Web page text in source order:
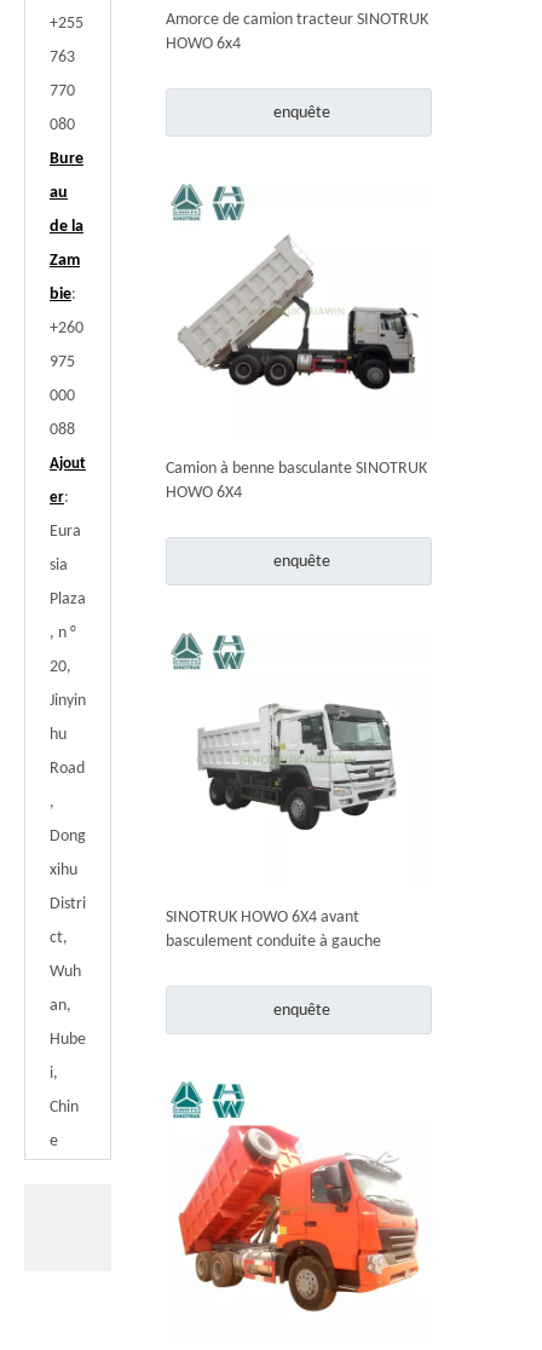
+255
763
770
080
Bure
au
de la
Zam
bie:
+260
975
000
088
Ajout
er:
Eura
sia
Plaza
, n °
20,
Jinyin
hu
Road
,
Dong
xihu
Distri
ct,
Wuh
an,
Hube
i,
Chin
e
Amorce de camion tracteur SINOTRUK
HOWO 6x4
enquête
Camion à benne basculante SINOTRUK
HOWO 6X4
enquête
SINOTRUK HOWO 6X4 avant
basculement conduite à gauche
enquête